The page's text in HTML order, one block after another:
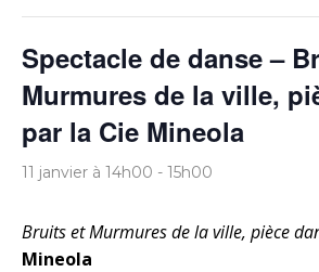
Spectacle de danse –
Murmures de la ville,
par la Cie Mineola
11 janvier à 14h00 - 15h00
Bruits et Murmures de la ville, pièce
Mineola